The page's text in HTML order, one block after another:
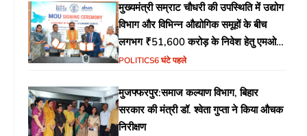
मुख्यमंत्री सम्राट चौधरी की उपस्थिति में उद्योग
विभाग और विभिन्न औद्योगिक समूहों के बीच
लगभग ₹51,600 करोड़ के निवेश हेतु एमओयू
(MoU) पर हस्ताक्षर
POLITICS6 घंटे पहले
मुजफ्फरपुर:समाज कल्याण विभाग, बिहार
सरकार की मंत्री डॉ. श्वेता गुप्ता ने किया औचक
निरीक्षण